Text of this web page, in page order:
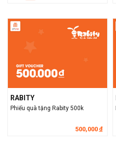
RABITY
Phiếu quà tặng Rabity 500k
500,000 đ